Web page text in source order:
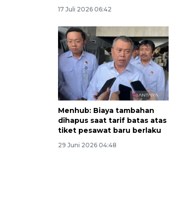
17 Juli 2026 06:42
Menhub: Biaya tambahan
dihapus saat tarif batas atas
tiket pesawat baru berlaku
29 Juni 2026 04:48